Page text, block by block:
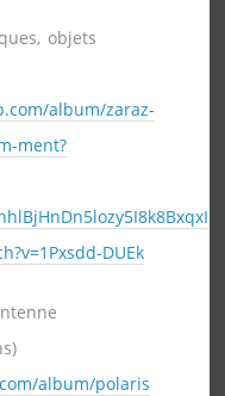
objets
album/zaraz-
ment?
DUEk
album/polaris